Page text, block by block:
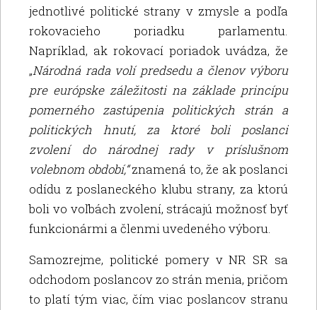
jednotlivé politické strany v zmysle a podľa
rokovacieho poriadku parlamentu.
Napríklad, ak rokovací poriadok uvádza, že
„Národná rada volí predsedu a členov výboru
pre európske záležitosti na základe princípu
pomerného zastúpenia politických strán a
politických hnutí, za ktoré boli poslanci
zvolení do národnej rady v príslušnom
volebnom období,“znamená to, že ak poslanci
odídu z poslaneckého klubu strany, za ktorú
boli vo voľbách zvolení, strácajú možnosť byť
funkcionármi a členmi uvedeného výboru.
Samozrejme, politické pomery v NR SR sa
odchodom poslancov zo strán menia, pričom
to platí tým viac, čím viac poslancov stranu